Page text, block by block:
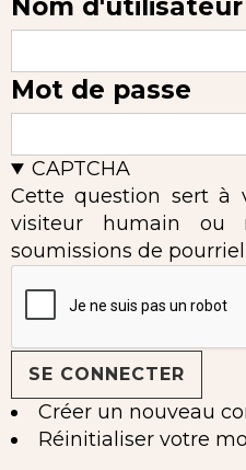
Nom d'utilisateur
Mot de passe
CAPTCHA
Cette question sert à
visiteur humain ou
soumissions de
Créer un nouveau
Réinitialiser votre